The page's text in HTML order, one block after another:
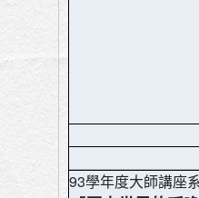
93學年度大師講座